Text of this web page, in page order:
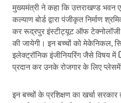
मुख्यमंत्री ने कहा कि उत्तराखण्ड भवन
कल्याण बोर्ड द्वारा पंजीकृत निर्माण
कर रूद्रपुर इंस्टीट्यूट ऑफ टेक्नोलॉजी
की जायेगी। इन बच्चों को मेकेनिकल,
इलेक्ट्रॉनिक इंजीनियरिंग जैसे विषय में
प्रदान कर उनके रोजगार के लिए
इन बच्चों के प्रशिक्षण का खर्चा सरकार